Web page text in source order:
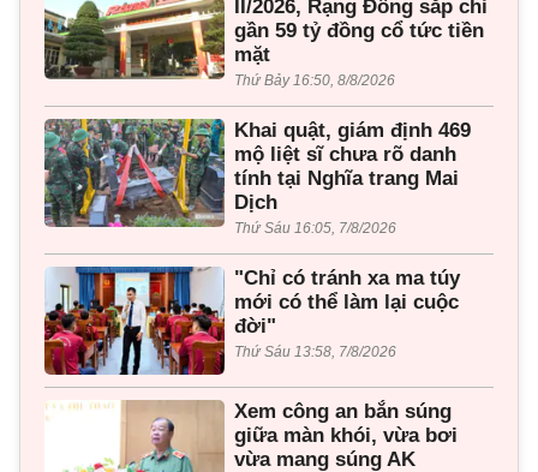
II/2026, Rạng Đông sắp chi
gần 59 tỷ đồng cổ tức tiền
mặt
Thứ Bảy 16:50, 8/8/2026
Khai quật, giám định 469
mộ liệt sĩ chưa rõ danh
tính tại Nghĩa trang Mai
Dịch
Thứ Sáu 16:05, 7/8/2026
"Chỉ có tránh xa ma túy
mới có thể làm lại cuộc
đời"
Thứ Sáu 13:58, 7/8/2026
Xem công an bắn súng
giữa màn khói, vừa bơi
vừa mang súng AK